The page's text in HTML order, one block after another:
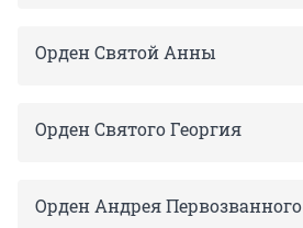
Орден Святой Анны
Орден Святого Георгия
Орден Андрея Первозванного